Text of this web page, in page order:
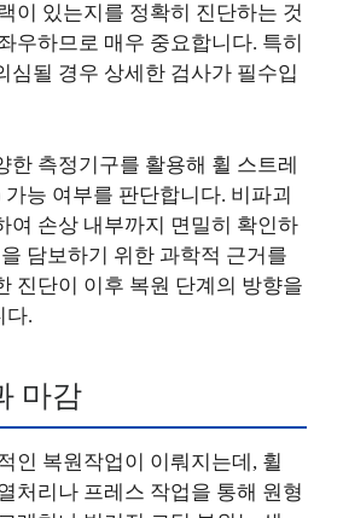
이 있는지를 정확히 진단하는 것
우하므로 매우 중요합니다. 특히
심될 경우 상세한 검사가 필수입
한 측정기구를 활용해 휠 스트레
능 여부를 판단합니다. 비파괴
여 손상 내부까지 면밀히 확인하
담보하기 위한 과학적 근거를
진단이 이후 복원 단계의 방향을
다.
마감
인 복원작업이 이뤄지는데, 휠
처리나 프레스 작업을 통해 원형